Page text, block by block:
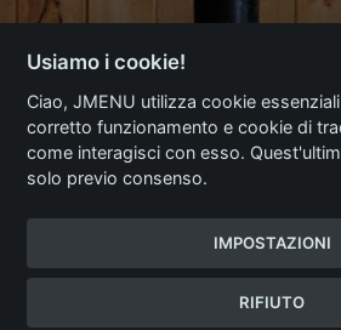
Usiamo i cookie!
Ciao, JMENU utilizza cookie
corretto funzionamento e cookie di
come interagisci con esso.
solo previo consenso.
IMPOSTAZIONI
RIFIUTO